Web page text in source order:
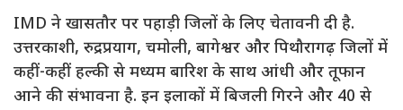
IMD ने खासतौर पर पहाड़ी जिलों के लिए चेतावनी दी है.
उत्तरकाशी, रुद्रप्रयाग, चमोली, बागेश्वर और पिथौरागढ़ जिलों में
कहीं-कहीं हल्की से मध्यम बारिश के साथ आंधी और तूफान
आने की संभावना है. इन इलाकों में बिजली गिरने और 40 से